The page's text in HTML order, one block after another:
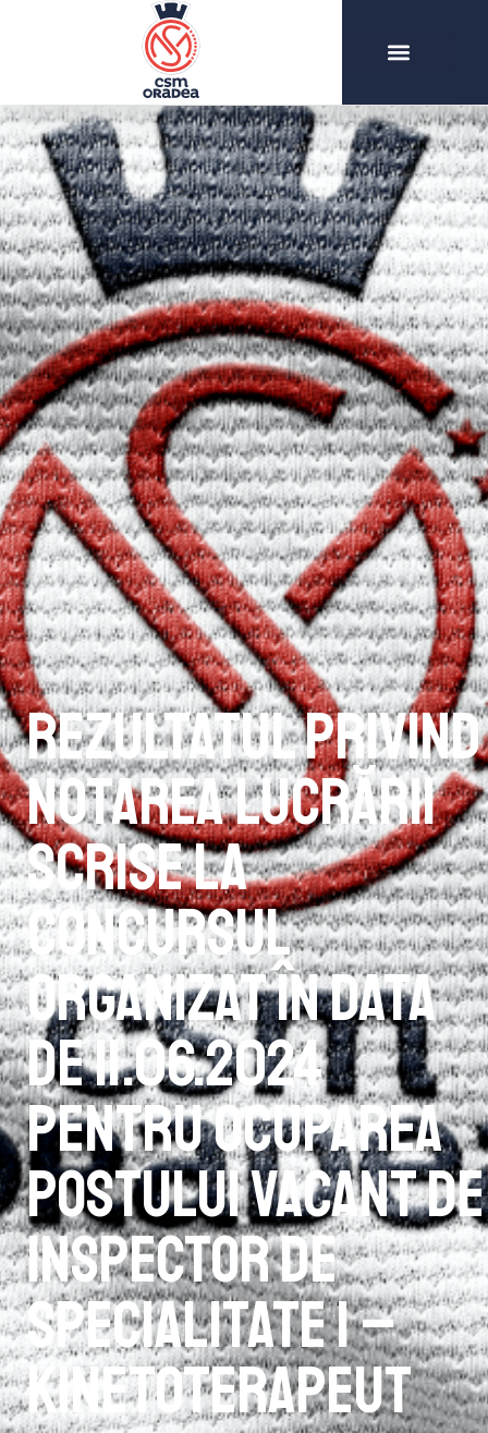
Rezultatul privind
notarea lucrării
scrise la
concursul
organizat în data
de 11.06.2024
pentru ocuparea
postului vacant de
inspector de
specialitate I –
kinetoterapeut